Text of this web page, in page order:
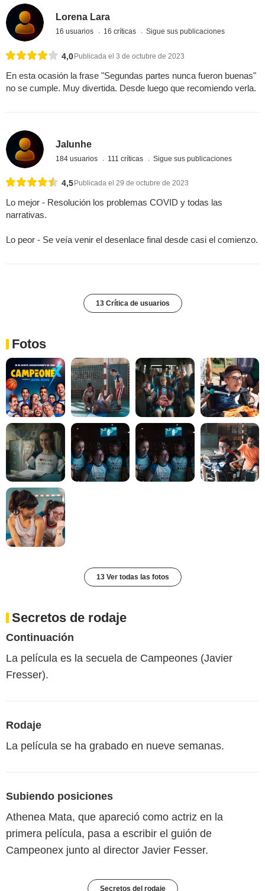
Lorena Lara
16 usuarios 16 críticas Sigue sus publicaciones
4,0 Publicada el 3 de octubre de 2023
En esta ocasión la frase "Segundas partes nunca fueron buenas"
no se cumple. Muy divertida. Desde luego que recomiendo verla.
Jalunhe
184 usuarios 111 críticas Sigue sus publicaciones
4,5 Publicada el 29 de octubre de 2023
Lo mejor - Resolución los problemas COVID y todas las
narrativas.
Lo peor - Se veía venir el desenlace final desde casi el comienzo.
13 Crítica de usuarios
Fotos
13 Ver todas las fotos
Secretos de rodaje
Continuación
La película es la secuela de Campeones (Javier
Fresser).
Rodaje
La película se ha grabado en nueve semanas.
Subiendo posiciones
Athenea Mata, que apareció como actriz en la
primera película, pasa a escribir el guión de
Campeonex junto al director Javier Fesser.
Secretos del rodaje